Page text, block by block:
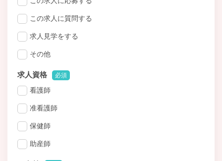
この求人に質問する
求人見学をする
その他
求人資格 必須
看護師
准看護師
保健師
助産師